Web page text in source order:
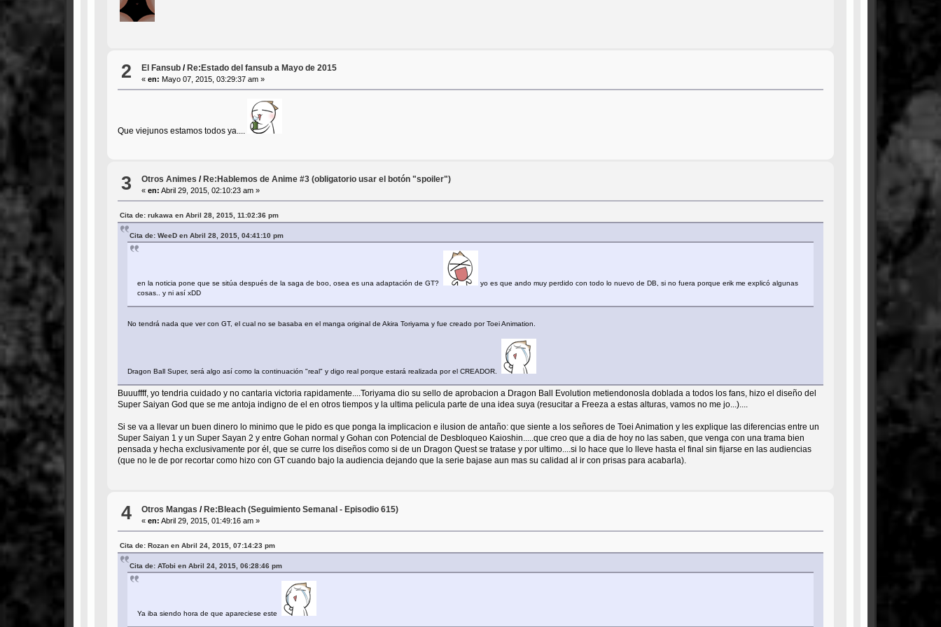
2 El Fansub / Re:Estado del fansub a Mayo de 2015
«en: Mayo 07, 2015, 03:29:37 am »
Que viejunos estamos todos ya....
3 Otros Animes / Re:Hablemos de Anime #3 (obligatorio usar el botón "spoiler")
«en: Abril 29, 2015, 02:10:23 am »
Cita de: rukawa en Abril 28, 2015, 11:02:36 pm
Cita de: WeeD en Abril 28, 2015, 04:41:10 pm
en la noticia pone que se sitúa después de la saga de boo, osea es una adaptación de GT?
yo es que ando muy perdido con todo lo nuevo de DB, si no fuera porque erik me explicó algunas
cosas.. y ni así xDD
No tendrá nada que ver con GT, el cual no se basaba en el manga original de Akira Toriyama y fue creado por Toei Animation.
Dragon Ball Super, será algo así como la continuación "real" y digo real porque estará realizada por el CREADOR.
Buuuffff, yo tendria cuidado y no cantaria victoria rapidamente....Toriyama dio su sello de aprobacion a Dragon Ball Evolution metiendonosla doblada a todos los fans, hizo el diseño del
Super Saiyan God que se me antoja indigno de el en otros tiempos y la ultima pelicula parte de una idea suya (resucitar a Freeza a estas alturas, vamos no me jo...)....
Si se va a llevar un buen dinero lo minimo que le pido es que ponga la implicacion e ilusion de antaño: que siente a los señores de Toei Animation y les explique las diferencias entre un
Super Saiyan 1 y un Super Sayan 2 y entre Gohan normal y Gohan con Potencial de Desbloqueo Kaioshin.....que creo que a dia de hoy no las saben, que venga con una trama bien
pensada y hecha exclusivamente por él, que se curre los diseños como si de un Dragon Quest se tratase y por ultimo....si lo hace que lo lleve hasta el final sin fijarse en las audiencias
(que no le de por recortar como hizo con GT cuando bajo la audiencia dejando que la serie bajase aun mas su calidad al ir con prisas para acabarla).
4 Otros Mangas /Re:Bleach (Seguimiento Semanal - Episodio 615)
«en: Abril 29, 2015, 01:49:16 am »
Cita de: Rozan en Abril 24, 2015, 07:14:23 pm
Cita de: ATobi en Abril 24, 2015, 06:28:46 pm
Ya iba siendo hora de que apareciese este